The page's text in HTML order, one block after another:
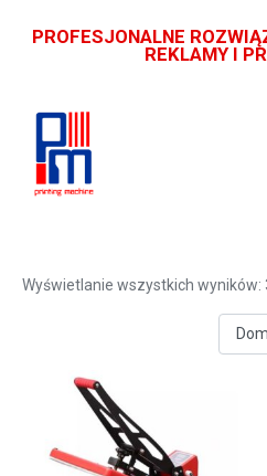
PROFESJONALNE
REKLAMY I
Wyświetlanie wszystkich wyników: